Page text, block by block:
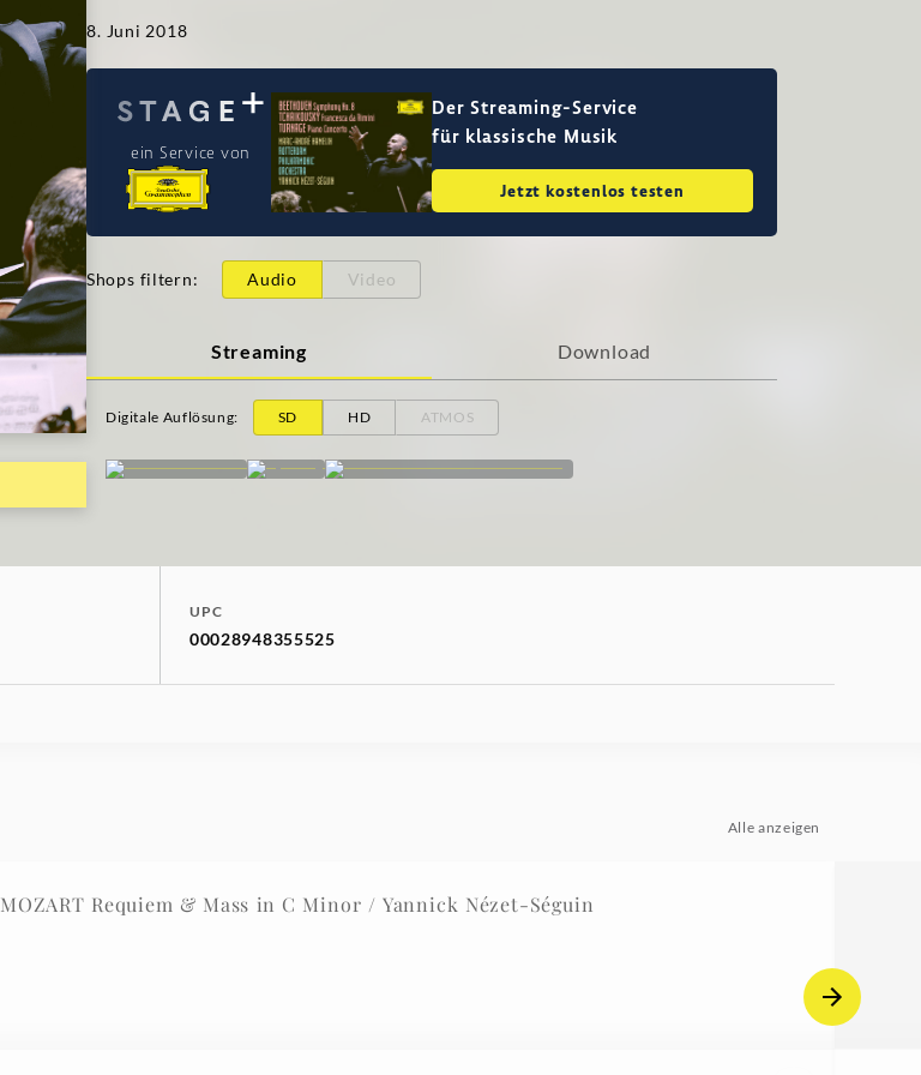
8. Juni 2018
ein Service von
Der Streaming-Service
für klassische Musik
Jetzt kostenlos testen
Shops filtern: Audio Video
Streaming Download
Digitale Auflösung: SD HD ATMOS
UPC
00028948355525
Alle anzeigen
MOZART Requiem & Mass in C Minor / Yannick Nézet-Séguin